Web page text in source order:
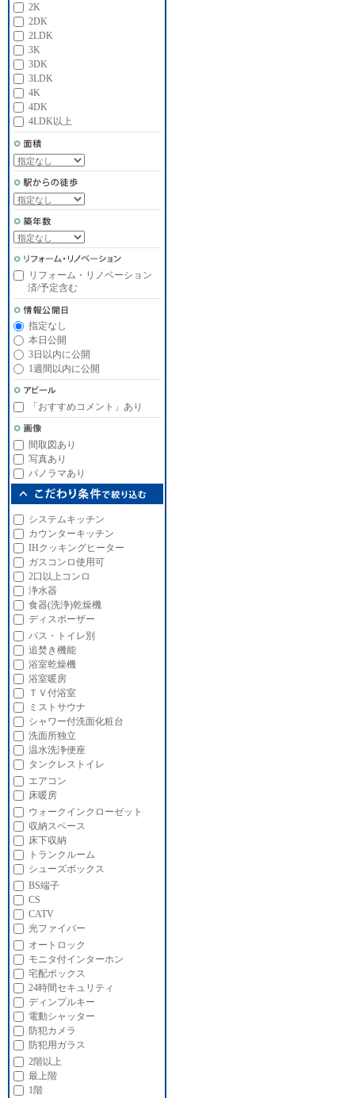
2K
2DK
2LDK
3K
3DK
3LDK
4K
4DK
4LDK以上
リフォーム・リノベーション
済/予定含む
指定なし
本日公開
3日以内に公開
1週間以内に公開
「おすすめコメント」あり
間取図あり
写真あり
パノラマあり
システムキッチン
カウンターキッチン
IHクッキングヒーター
ガスコンロ使用可
2口以上コンロ
浄水器
食器(洗浄)乾燥機
ディスポーザー
バス・トイレ別
追焚き機能
浴室乾燥機
浴室暖房
ＴＶ付浴室
ミストサウナ
シャワー付洗面化粧台
洗面所独立
温水洗浄便座
タンクレストイレ
エアコン
床暖房
ウォークインクローゼット
収納スペース
床下収納
トランクルーム
シューズボックス
BS端子
CS
CATV
光ファイバー
オートロック
モニタ付インターホン
宅配ボックス
24時間セキュリティ
ディンプルキー
電動シャッター
防犯カメラ
防犯用ガラス
2階以上
最上階
1階